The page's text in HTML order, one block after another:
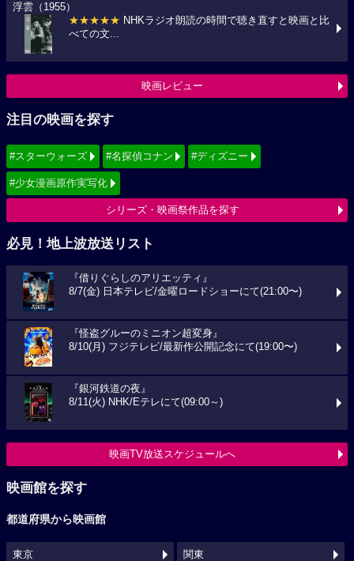
浮雲（1955）
★★★★★ NHKラジオ朗読の時間で聴き直すと映画と比
べての文...
映画レビュー
注目の映画を探す
#スターウォーズ #名探偵コナン #ディズニー
#少女漫画原作実写化
シリーズ・映画祭作品を探す
必見！地上波放送リスト
『借りぐらしのアリエッティ』
8/7(金) 日本テレビ/金曜ロードショーにて(21:00〜)
『怪盗グルーのミニオン超変身』
8/10(月) フジテレビ/最新作公開記念にて(19:00〜)
『銀河鉄道の夜』
8/11(火) NHK/Eテレにて(09:00～)
映画TV放送スケジュールへ
映画館を探す
都道府県から映画館
東京 関東